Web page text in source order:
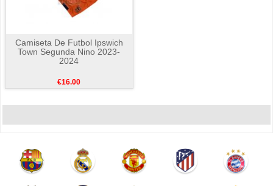
Camiseta De Futbol Ipswich
Town Segunda Nino 2023-
2024
€16.00